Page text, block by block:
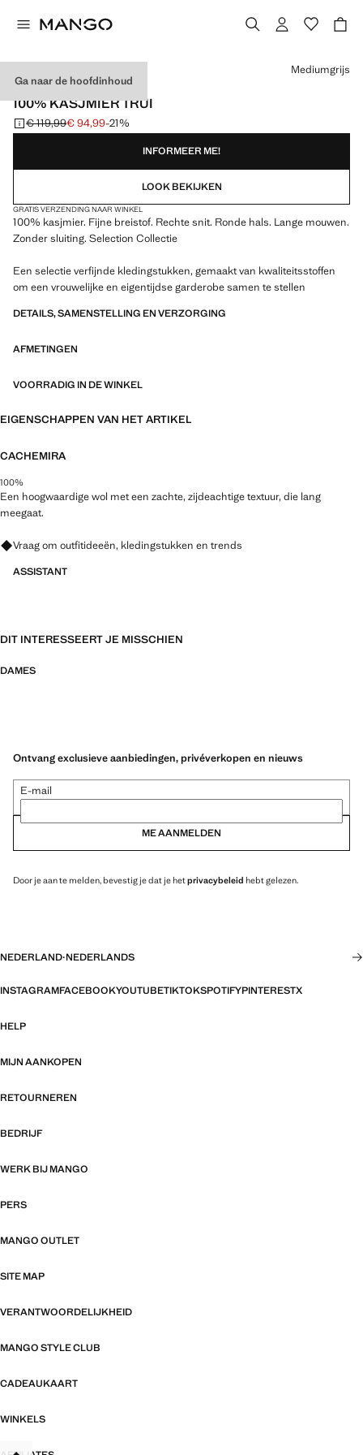
Ga naar de hoofdinhoud
SELECTION
100% KASJMIER TRUI
Oorspronkelijke prijs doorgehaald [€ 119,99 ]
€ 119,99
Huidige prijs [€ 94,99 ]
€ 94,99-21%
Kies een kleur
Mediumgrijs
INFORMEER ME!
LOOK BEKIJKEN
GRATIS VERZENDING NAAR WINKEL
100% kasjmier. Fijne breistof. Rechte snit. Ronde hals. Lange mouwen.
Zonder sluiting. Selection Collectie
Een selectie verfijnde kledingstukken, gemaakt van kwaliteitsstoffen
om een vrouwelijke en eigentijdse garderobe samen te stellen
DETAILS, SAMENSTELLING EN VERZORGING
AFMETINGEN
VOORRADIG IN DE WINKEL
EIGENSCHAPPEN VAN HET ARTIKEL
CACHEMIRA
100%
Een hoogwaardige wol met een zachte, zijdeachtige textuur, die lang
meegaat.
Vraag om outfitideeën, kledingstukken en trends
ASSISTANT
DIT INTERESSEERT JE MISSCHIEN
DAMES
Ontvang exclusieve aanbiedingen, privéverkopen en nieuws
E-mail
ME AANMELDEN
Door je aan te melden, bevestig je dat je hetprivacybeleid hebt gelezen.
NEDERLAND·NEDERLANDS
INSTAGRAMFACEBOOKYOUTUBETIKTOKSPOTIFYPINTERESTX
HELP
MIJN AANKOPEN
RETOURNEREN
BEDRIJF
WERK BIJ MANGO
PERS
MANGO OUTLET
SITE MAP
VERANTWOORDELIJKHEID
MANGO STYLE CLUB
CADEAUKAART
WINKELS